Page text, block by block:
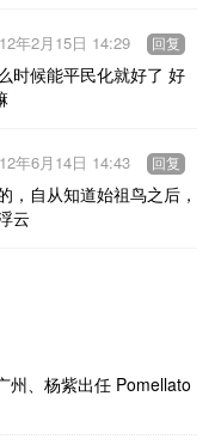
时候能平民化就好了 好
年2月15日 14:29 回复
，自从知道始祖鸟之后，
云
年6月14日 14:43 回复
州、杨紫出任 Pomellato